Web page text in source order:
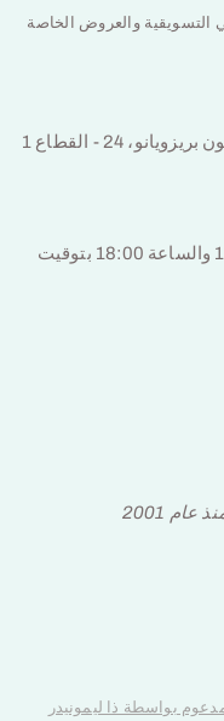
التسويقية والعروض الخاصة
24 - القطاع 1
تواصل معنا عبر الهاتف بين الساعة 10:00 والساعة 18:00 بتوقيت
بواسطة ذا ليمونيدر